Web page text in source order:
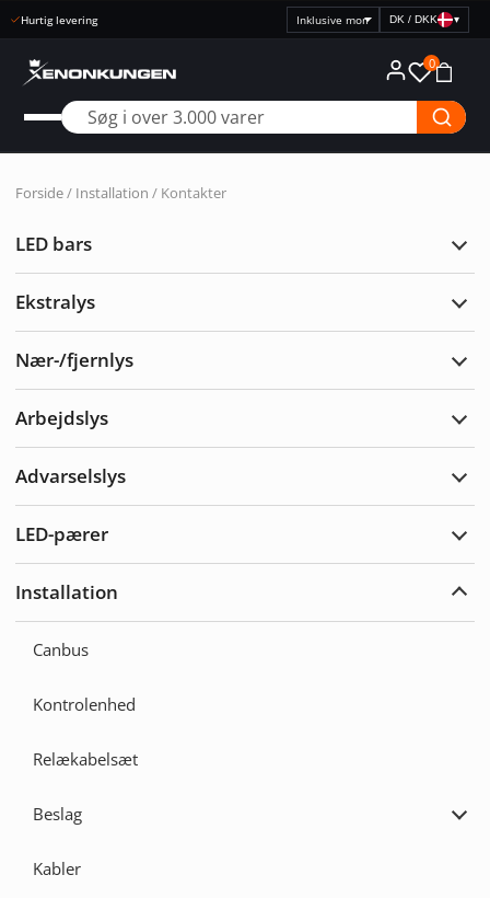
Hurtig levering
Vælg
DK / DKK ▾
0
Forside/ Installation / Kontakter
LED bars
Ekstralys
Nær-/fjernlys
Arbejdslys
Advarselslys
LED-pærer
Installation
Canbus
Kontrolenhed
Relækabelsæt
Beslag
Kabler